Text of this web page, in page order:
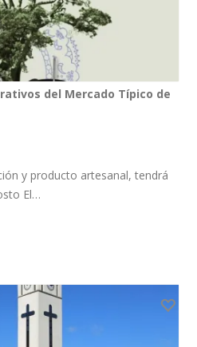
del Mercado Típico de
y producto artesanal, tendrá
El…